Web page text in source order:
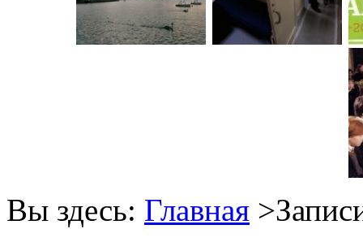
Вы здесь: Главная